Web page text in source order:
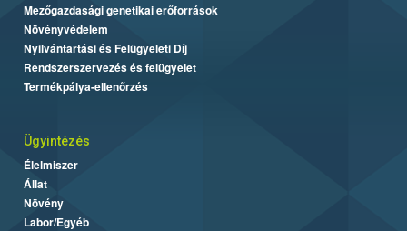
Mezőgazdasági genetikai erőforrások
Növényvédelem
Nyilvántartási és Felügyeleti Díj
Rendszerszervezés és felügyelet
Termékpálya-ellenőrzés
Ügyintézés
Élelmiszer
Állat
Növény
Labor/Egyéb